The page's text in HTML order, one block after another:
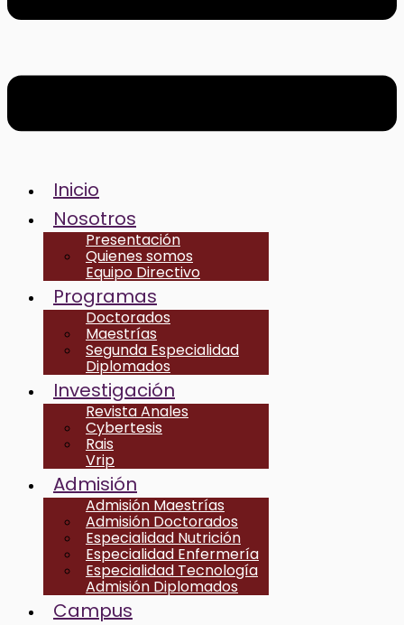
Inicio
Nosotros
Presentación
Quienes somos
Equipo Directivo
Programas
Doctorados
Maestrías
Segunda Especialidad
Diplomados
Investigación
Revista Anales
Cybertesis
Rais
Vrip
Admisión
Admisión Maestrías
Admisión Doctorados
Especialidad Nutrición
Especialidad Enfermería
Especialidad Tecnología
Admisión Diplomados
Campus